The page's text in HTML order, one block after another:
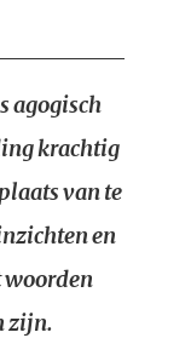
agogisch
krachtig
van te
en
woorden
zijn.